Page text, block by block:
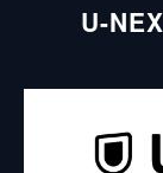
U-